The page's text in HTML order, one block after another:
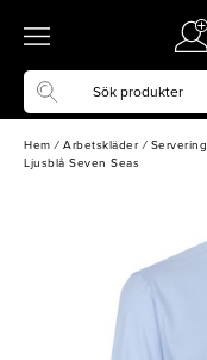
Hem / Arbetskläder / Servering
Ljusblå Seven Seas